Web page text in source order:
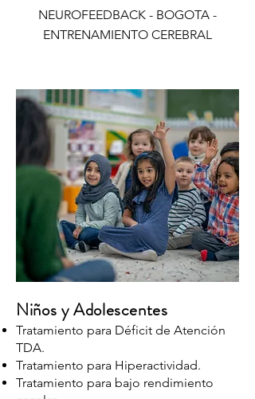
NEUROFEEDBACK - BOGOTA -
ENTRENAMIENTO CEREBRAL
Niños y Adolescentes
Tratamiento para Déficit de Atención
TDA.
Tratamiento para Hiperactividad.
Tratamiento para bajo rendimiento